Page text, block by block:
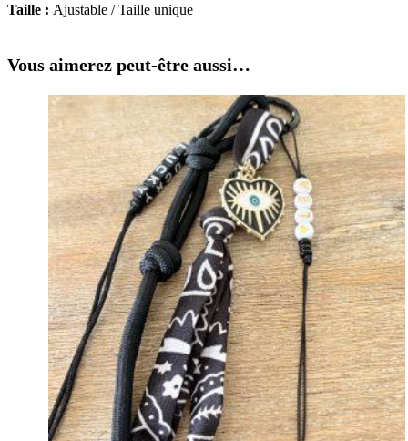
Taille : Ajustable / Taille unique
Vous aimerez peut-être aussi…